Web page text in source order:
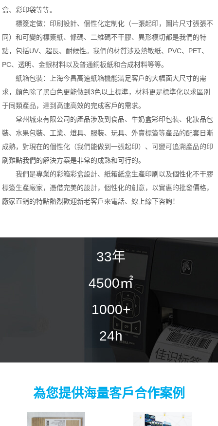
盒、彩印袋等等。
標簽定做：印刷設計、個性化定制化（一張起印，圖片尺寸張張不
同）和可變的標簽紙、條碼、二維碼不干膠、異形模切都是我們的特
點，包括UV、超長、耐候性。我們的材質涉及熱敏紙、PVC、PET、
PC、透明、金銀材料以及普通銅板紙和合成材料等等。
紙箱包裝：上海今昌高速紙箱機能滿足客戶的大幅面大尺寸的需
求，顏色除了黑白色更能做到3色以上標準，材料更是標準化以求區別
于同類產品，達到高速高效的完成客戶的需求。
常州城東有限公司的產品涉及到食品、牛奶盒彩印包裝、化妝品包
裝、水果包裝、工業、燈具、服裝、玩具、外賣標簽等產品的配套日漸
成熟，對現在的個性化（我們能做到一張起印）、可變可追溯產品的印
刷難點我們的解決方案是非常的成熟和可行的。
我們是專業的彩箱彩盒設計、紙箱紙盒生產印刷以及個性化不干膠
標簽生產廠家，憑借完美的設計，個性化的創意，以實惠的批發價格，
廠家直銷的特點熱烈歡迎新老客戶來電話、線上線下咨詢！
33年
4500㎡
1000+
24h
為您提供海量客戶合作案例